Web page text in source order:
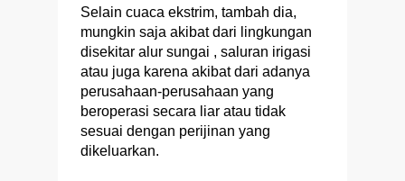
Selain cuaca ekstrim, tambah dia,
mungkin saja akibat dari lingkungan
disekitar alur sungai , saluran irigasi
atau juga karena akibat dari adanya
perusahaan-perusahaan yang
beroperasi secara liar atau tidak
sesuai dengan perijinan yang
dikeluarkan.